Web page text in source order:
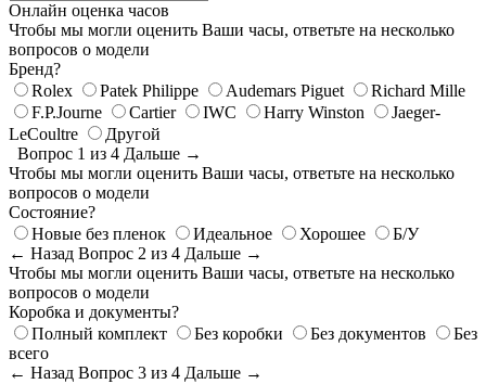
Онлайн оценка часов
Чтобы мы могли оценить Ваши часы, ответьте на несколько
вопросов о модели
Бренд?
Rolex
Patek Philippe Audemars Piguet
Richard Mille
F.P.Journe
Cartier IWC Harry Winston
Jaeger-
LeCoultre
Другой
Вопрос 1 из 4 Дальше →
Чтобы мы могли оценить Ваши часы, ответьте на несколько
вопросов о модели
Состояние?
Новые без пленок
Идеальное Хорошее
Б/У
← Назад Вопрос 2 из 4 Дальше →
Чтобы мы могли оценить Ваши часы, ответьте на несколько
вопросов о модели
Коробка и документы?
Полный комплект
Без коробки Без документов
Без
всего
← Назад Вопрос 3 из 4 Дальше →